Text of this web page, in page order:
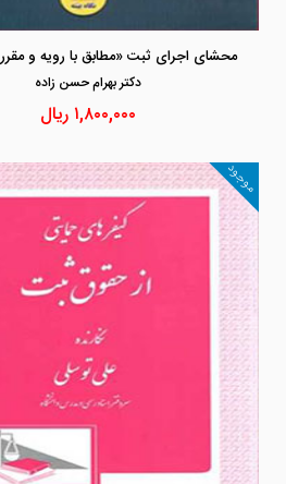
دكتر بهرام حسن زاده
۱,۸۰۰,۰۰۰ ریال
موجود